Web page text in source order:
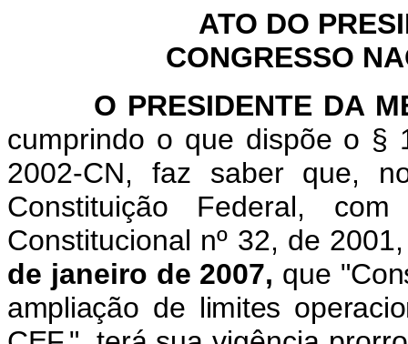
ATO DO
CONGRESSO
O PRESIDENTE DA
cumprindo o que dispõe o §
2002-CN, faz saber que,
Constituição Federal,
Constitucional nº 32, de
de janeiro de 2007, que "
ampliação de limites